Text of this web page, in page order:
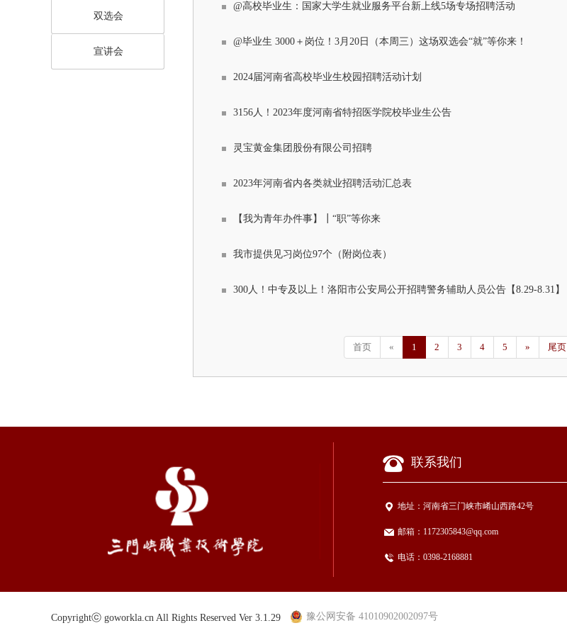
双选会
宣讲会
@高校毕业生：国家大学生就业服务平台新上线5场专场招聘活动
@毕业生 3000＋岗位！3月20日（本周三）这场双选会“就”等你来！
2024届河南省高校毕业生校园招聘活动计划
3156人！2023年度河南省特招医学院校毕业生公告
灵宝黄金集团股份有限公司招聘
2023年河南省内各类就业招聘活动汇总表
【我为青年办件事】┃“职”等你来
我市提供见习岗位97个（附岗位表）
300人！中专及以上！洛阳市公安局公开招聘警务辅助人员公告【8.29-8.31】
首页 « 1 2 3 4 5 » 尾页
联系我们
地址： 河南省三门峡市崤山西路42号
邮箱： 1172305843@qq.com
电话： 0398-2168881
Copyrightⓒ goworkla.cn All Rights Reserved Ver 3.1.29 豫公网安备 41010902002097号